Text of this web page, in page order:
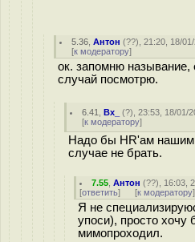
5.36 ,Антон (??), 21:20, 18/
[к модератору]
ок. запомню называние,
случай посмотрю.
6.41 ,Bx_ (?), 23:53, 18/01/
[к модератору]
Надо бы HR'ам нашим
случае не брать.
7.55 ,Антон (??), 16:03,
[ответить] [к модератору]
Я не
упоси), просто хочу
мимопроходил.